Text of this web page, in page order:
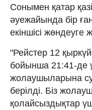
Сонымен қатар
әуежайында бір
екіншісі жөндеуге
"Рейстер 12
бойынша 21:41-де
жолаушыларына
берілді. Біз
қолайсыздықтар